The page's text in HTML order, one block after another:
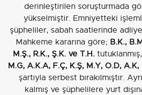
derinleştirilen soruşturmada
yükselmiştir. Emniyetteki
şüpheliler, sabah saatlerinde
Mahkeme kararına göre; B.K.,
M.Ş., R.K., Ş.K. ve T.H.tutuklanmış,
M.G, A.K.A, F.Ç, K.Ş, M.Y, O.D, A.K,
şartıyla serbest bırakılmıştır.
kalmış ve şüphelilere yurt